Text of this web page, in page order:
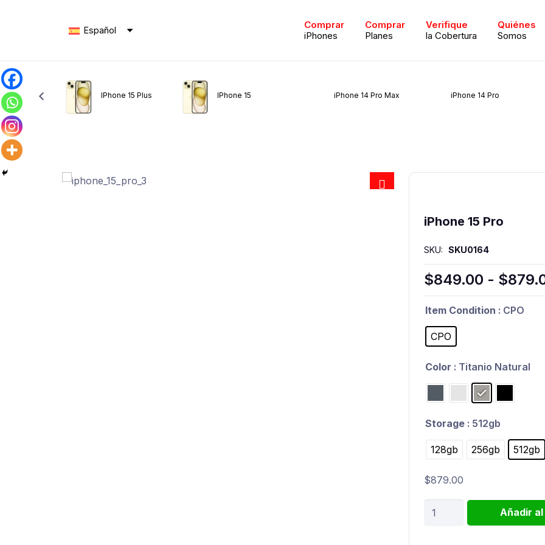
Español
Comprar
iPhones
Comprar
Planes
Verifique
la Cobertura
Quiénes
Somos
15 Pro Max IPhone 15 Plus IPhone 15 iPhone 14 Pro Max iPhone 14 Pro
iPhone 15 Pro
SKU: SKU0164
$849.00 - $
Item Condition : CPO
CPO
Color : Titanio Natural
Storage : 512gb
128gb 256gb 512gb
$879.00
iPhone
Añadir